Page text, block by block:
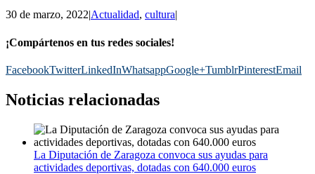
30 de marzo, 2022|Actualidad, cultura|
¡Compártenos en tus redes sociales!
FacebookTwitterLinkedInWhatsappGoogle+TumblrPinterestEmail
Noticias relacionadas
La Diputación de Zaragoza convoca sus ayudas para
actividades deportivas, dotadas con 640.000 euros